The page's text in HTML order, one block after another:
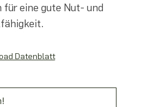
eine gute Nut- und
Datenblatt